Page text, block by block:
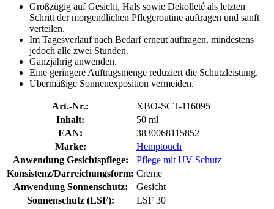
Großzügig auf Gesicht, Hals sowie Dekolleté als letzten
Schritt der morgendlichen Pflegeroutine auftragen und sanft
verteilen.
Im Tagesverlauf nach Bedarf erneut auftragen, mindestens
jedoch alle zwei Stunden.
Ganzjährig anwenden.
Eine geringere Auftragsmenge reduziert die Schutzleistung.
Übermäßige Sonnenexposition vermeiden.
Art.-Nr.:
XBO-SCT-116095
Inhalt:
50 ml
EAN:
3830068115852
Marke:
Hemptouch
Anwendung Gesichtspflege:
Pflege mit UV-Schutz
Konsistenz/Darreichungsform: Creme
Anwendung Sonnenschutz:
Gesicht
Sonnenschutz (LSF):
LSF 30